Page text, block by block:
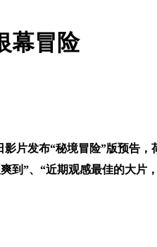
幕冒险
片发布“秘境冒险”版预告
到”、“近期观感最佳的大片